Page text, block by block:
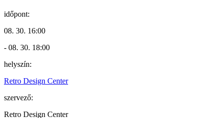
időpont:
08. 30. 16:00
- 08. 30. 18:00
helyszín:
Retro Design Center
szervező:
Retro Design Center